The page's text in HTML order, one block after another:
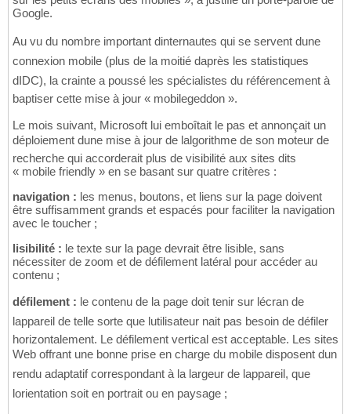
Google.
Au vu du nombre important dinternautes qui se servent dune
connexion mobile (plus de la moitié daprès les statistiques
dIDC), la crainte a poussé les spécialistes du référencement à
baptiser cette mise à jour « mobilegeddon ».
Le mois suivant, Microsoft lui emboîtait le pas et annonçait un
déploiement dune mise à jour de lalgorithme de son moteur de
recherche qui accorderait plus de visibilité aux sites dits
« mobile friendly » en se basant sur quatre critères :
navigation : les menus, boutons, et liens sur la page doivent
être suffisamment grands et espacés pour faciliter la navigation
avec le toucher ;
lisibilité : le texte sur la page devrait être lisible, sans
nécessiter de zoom et de défilement latéral pour accéder au
contenu ;
défilement : le contenu de la page doit tenir sur lécran de
lappareil de telle sorte que lutilisateur nait pas besoin de défiler
horizontalement. Le défilement vertical est acceptable. Les sites
Web offrant une bonne prise en charge du mobile disposent dun
rendu adaptatif correspondant à la largeur de lappareil, que
lorientation soit en portrait ou en paysage ;